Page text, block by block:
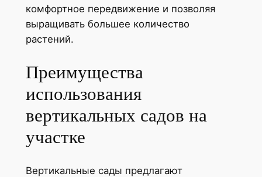
комфортное передвижение и позволяя
выращивать большее количество
растений.
Преимущества
использования
вертикальных садов на
участке
Вертикальные сады предлагают